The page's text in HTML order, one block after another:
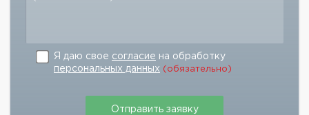
Я даю свое согласие на обработку
персональных данных (обязательно)